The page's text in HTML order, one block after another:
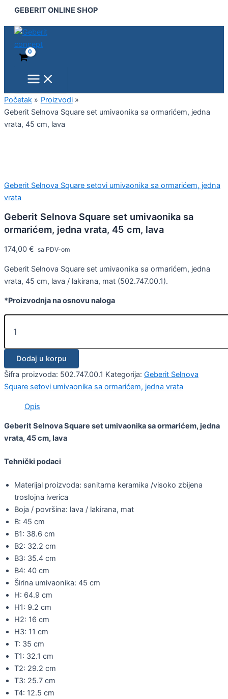
Pređi
sadržaj
GEBERIT ONLINE SHOP
Menu
Početak
Proizvodi
Geberit Selnova Square set umivaonika sa ormarićem, jedna
vrata, 45 cm, lava
Geberit Selnova Square setovi umivaonika sa ormarićem, jedna
vrata
Geberit Selnova Square set umivaonika sa
ormarićem, jedna vrata, 45 cm, lava
174,00 € sa PDV-om
Geberit Selnova Square set umivaonika sa ormarićem, jedna
vrata, 45 cm, lava / lakirana, mat (502.747.00.1).
*Proizvodnja na osnovu naloga
Selnova
Square
umivaonika
45
cm,
lava
količina
Dodaj u korpu
Šifra proizvoda: 502.747.00.1 Kategorija: Geberit Selnova
Square setovi umivaonika sa ormarićem, jedna vrata
Opis
Geberit Selnova Square set umivaonika sa ormarićem, jedna
vrata, 45 cm, lava
Tehnički podaci
Materijal proizvoda: sanitarna keramika /visoko zbijena
troslojna iverica
Boja / površina: lava / lakirana, mat
B: 45 cm
B1: 38.6 cm
B2: 32.2 cm
B3: 35.4 cm
B4: 40 cm
Širina umivaonika: 45 cm
H: 64.9 cm
H1: 9.2 cm
H2: 16 cm
H3: 11 cm
T: 35 cm
T1: 32.1 cm
T2: 29.2 cm
T3: 25.7 cm
T4: 12.5 cm